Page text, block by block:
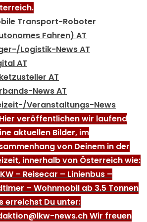
Transport-Roboter
Fahren) AT
Logistik-News AT
AT
AT
News AT
Veranstaltungs-News
Hier veröffentlichen wir laufend
aktuellen Bilder, im
von Deinem in der
innerhalb von Österreich wie:
– Reisecar – Linienbus –
– Wohnmobil ab 3.5 Tonnen
erreichst Du unter:
news.ch Wir freuen